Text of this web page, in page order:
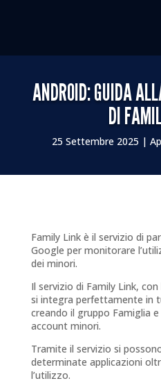
ANDROID: GUIDA
DI
25 Settembre 2025 |
Family Link è il servizio di
Google per monitorare
dei minori.
Il servizio di Family Link,
si integra perfettamente in
creando il gruppo Famiglia
account minori.
Tramite il servizio si
determinate applicazioni
l’utilizzo.